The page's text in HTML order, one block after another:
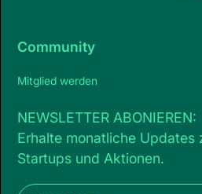
Community
Mitglied werden
NEWSLETTER ABONIEREN:
Erhalte monatliche Updates
Startups und Aktionen.